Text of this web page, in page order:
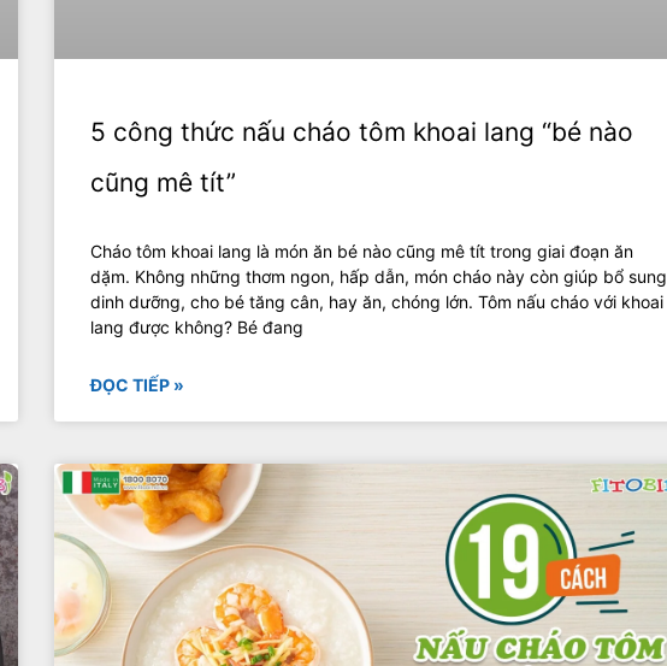
5 công thức nấu cháo tôm khoai lang “bé nào
cũng mê tít”
Cháo tôm khoai lang là món ăn bé nào cũng mê tít trong giai đoạn ăn
dặm. Không những thơm ngon, hấp dẫn, món cháo này còn giúp bổ sung
dinh dưỡng, cho bé tăng cân, hay ăn, chóng lớn. Tôm nấu cháo với khoai
lang được không? Bé đang
ĐỌC TIẾP »